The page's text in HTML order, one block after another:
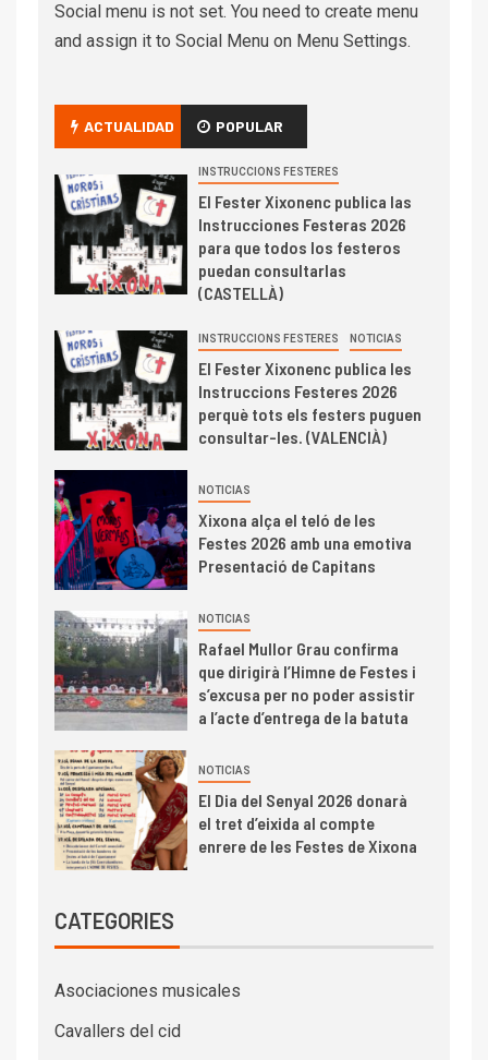
Social menu is not set. You need to create menu
and assign it to Social Menu on Menu Settings.
ACTUALIDAD POPULAR
INSTRUCCIONS FESTERES
El Fester Xixonenc publica las
Instrucciones Festeras 2026
para que todos los festeros
puedan consultarlas
(CASTELLÀ)
INSTRUCCIONS FESTERES NOTICIAS
El Fester Xixonenc publica les
Instruccions Festeres 2026
perquè tots els festers puguen
consultar-les. (VALENCIÀ)
NOTICIAS
Xixona alça el teló de les
Festes 2026 amb una emotiva
Presentació de Capitans
NOTICIAS
Rafael Mullor Grau confirma
que dirigirà l’Himne de Festes i
s’excusa per no poder assistir
a l’acte d’entrega de la batuta
NOTICIAS
El Dia del Senyal 2026 donarà
el tret d’eixida al compte
enrere de les Festes de Xixona
CATEGORIES
Asociaciones musicales
Cavallers del cid